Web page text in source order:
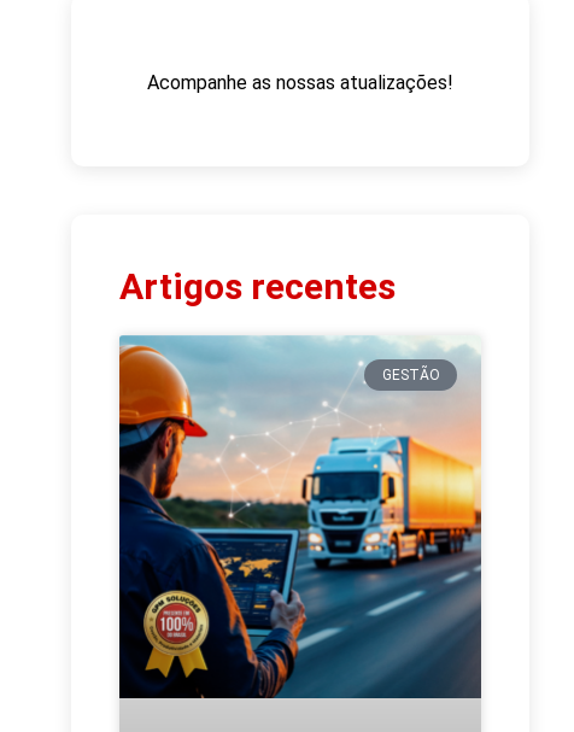
Acompanhe as nossas atualizações!
Artigos recentes
GESTÃO